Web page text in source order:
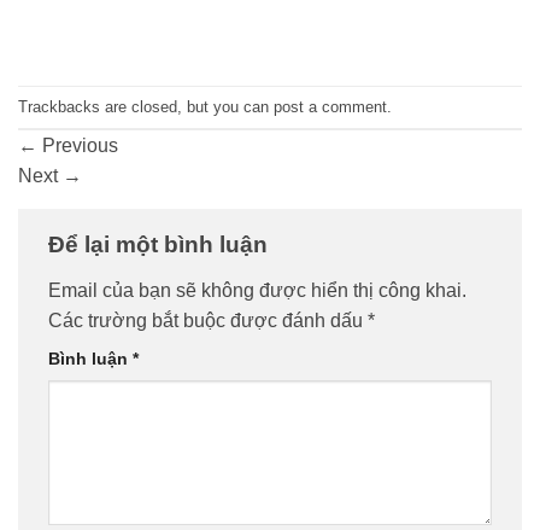
Trackbacks are closed, but you can post a comment
← Previous
Next →
Để lại một bình luận
Email của bạn sẽ không được hiển thị công khai.
Các trường bắt buộc được đánh dấu *
Bình luận *